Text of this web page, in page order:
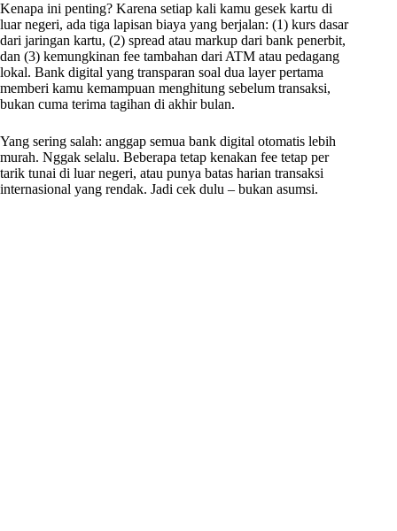
Kenapa ini penting? Karena setiap kali kamu gesek kartu di
luar negeri, ada tiga lapisan biaya yang berjalan: (1) kurs dasar
dari jaringan kartu, (2) spread atau markup dari bank penerbit,
dan (3) kemungkinan fee tambahan dari ATM atau pedagang
lokal. Bank digital yang transparan soal dua layer pertama
memberi kamu kemampuan menghitung sebelum transaksi,
bukan cuma terima tagihan di akhir bulan.
Yang sering salah: anggap semua bank digital otomatis lebih
murah. Nggak selalu. Beberapa tetap kenakan fee tetap per
tarik tunai di luar negeri, atau punya batas harian transaksi
internasional yang rendak. Jadi cek dulu – bukan asumsi.